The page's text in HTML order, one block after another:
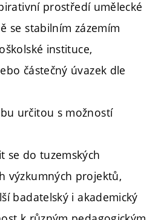
prostředí umělecké
se stabilním zázemím
instituce,
částečný úvazek dle
určitou s možností
se do tuzemských
výzkumných projektů,
badatelský i akademický